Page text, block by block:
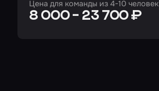
Цена для команды из 4-10 человек
8 000 - 23 700 ₽